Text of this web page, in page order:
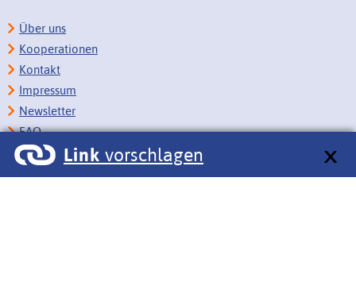
Link vorschlagen
Über uns
Kooperationen
Kontakt
Impressum
Newsletter
FAQ
Copyright